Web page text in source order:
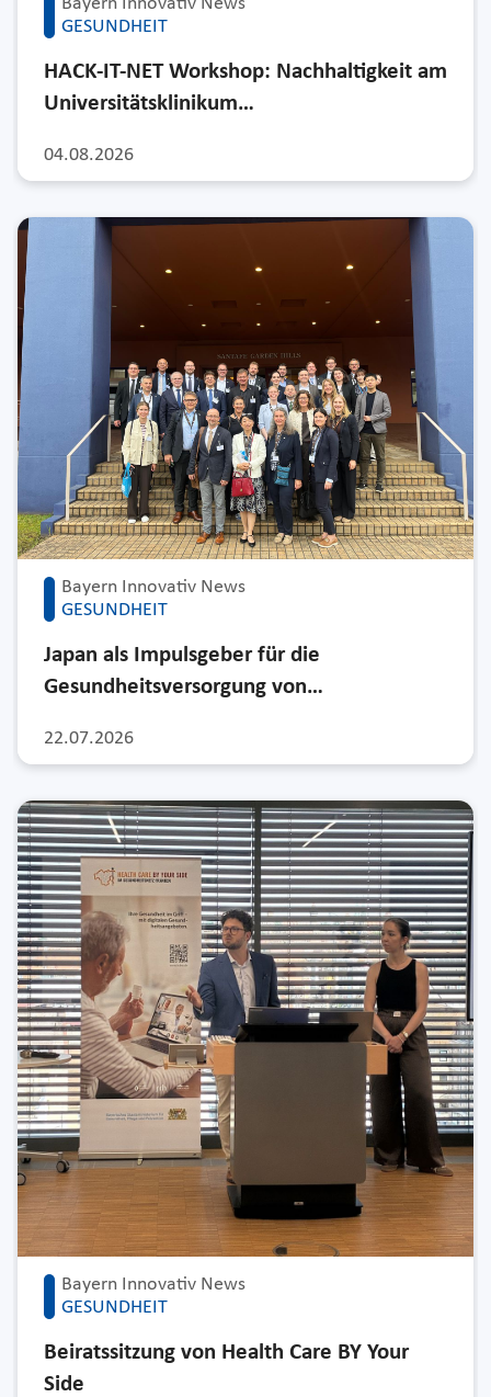
GESUNDHEIT
04.08.2026
HACK-IT-NET Workshop: Nachhaltigkeit am
Universitätsklinikum…
Bayern Innovativ News
GESUNDHEIT
22.07.2026
Japan als Impulsgeber für die
Gesundheitsversorgung von…
Bayern Innovativ News
GESUNDHEIT
Beiratssitzung von Health Care BY Your
Side